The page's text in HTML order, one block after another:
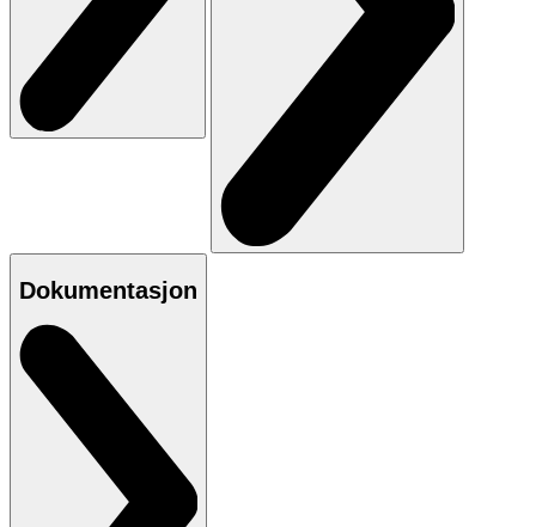
Dokumentasjon